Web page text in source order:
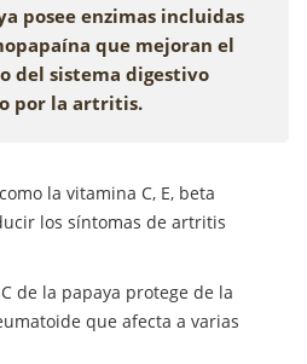
posee enzimas incluidas
que mejoran el
del sistema digestivo
por la artritis.
la vitamina C, E, beta
los síntomas de artritis
de la papaya protege de la
que afecta a varias